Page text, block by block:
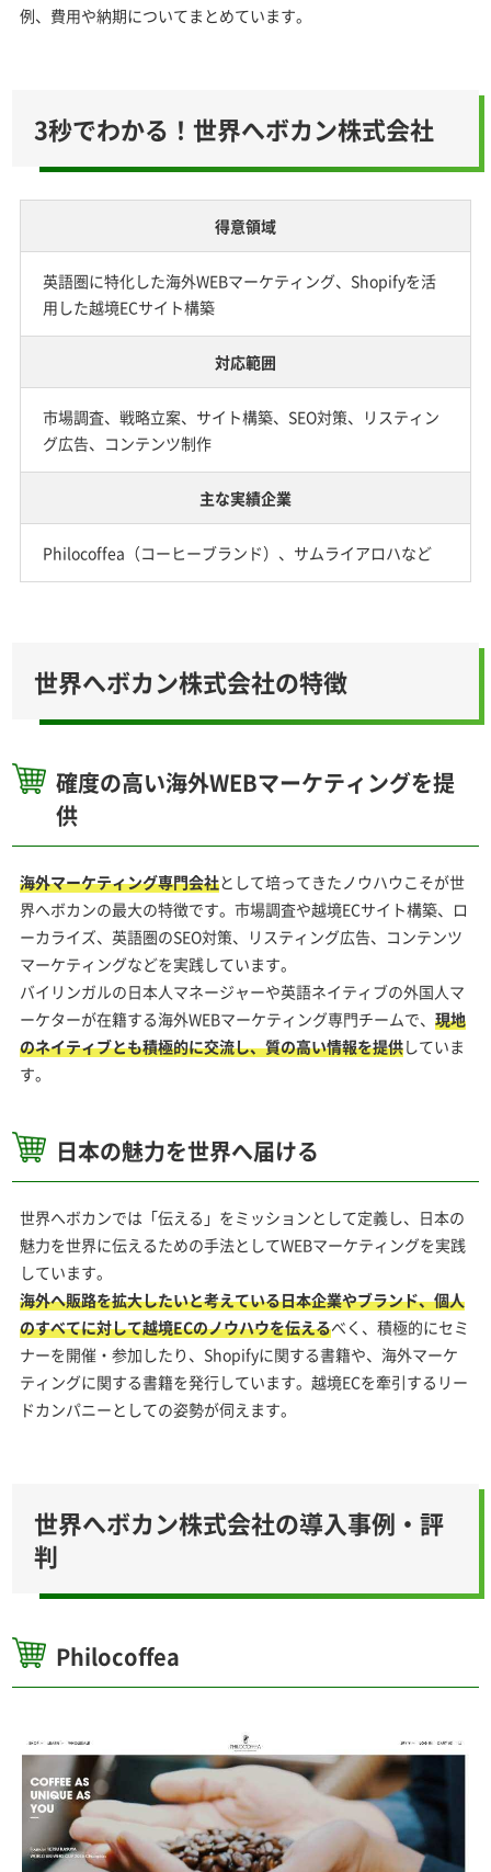
例、費用や納期についてまとめています。
3秒でわかる！世界へボカン株式会社
得意領域
英語圏に特化した海外WEBマーケティング、 Shopifyを活
用した越境ECサイト構築
対応範囲
市場調査、戦略立案、サイト構築、SEO対策、リスティン
グ広告、コンテンツ制作
主な実績企業
Philocoffea（コーヒーブランド）、サムライアロハなど
世界へボカン株式会社の特徴
確度の高い海外WEBマーケティングを提
供
海外マーケティング専門会社として培ってきたノウハウこそが世
界へボカンの最大の特徴です。市場調査や越境ECサイト構築、ロ
ーカライズ、英語圏のSEO対策、リスティング広告、コンテンツ
マーケティングなどを実践しています。
バイリンガルの日本人マネージャーや英語ネイティブの外国人マ
ーケターが在籍する海外WEBマーケティング専門チームで、 現地
のネイティブとも積極的に交流し、質の高い情報を提供していま
す。
日本の魅力を世界へ届ける
世界へボカンでは「伝える」をミッションとして定義し、日本の
魅力を世界に伝えるための手法としてWEBマーケティングを実践
しています。
海外へ販路を拡大したいと考えている日本企業やブランド、個人
のすべてに対して越境ECのノウハウを伝えるべく、積極的にセミ
ナーを開催・参加したり、Shopifyに関する書籍や、海外マーケ
ティングに関する書籍を発行しています。越境ECを牽引するリー
ドカンパニーとしての姿勢が伺えます。
世界へボカン株式会社の導入事例・評
判
Philocoffea